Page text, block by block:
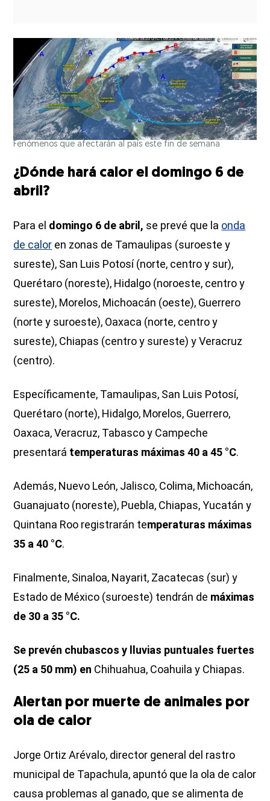
Fenómenos que afectarán al país este fin de semana
¿Dónde hará calor el domingo 6 de
abril?
Para el domingo 6 de abril, se prevé que la onda
de calor en zonas de Tamaulipas (suroeste y
sureste), San Luis Potosí (norte, centro y sur),
Querétaro (noreste), Hidalgo (noroeste, centro y
sureste), Morelos, Michoacán (oeste), Guerrero
(norte y suroeste), Oaxaca (norte, centro y
sureste), Chiapas (centro y sureste) y Veracruz
(centro).
Específicamente, Tamaulipas, San Luis Potosí,
Querétaro (norte), Hidalgo, Morelos, Guerrero,
Oaxaca, Veracruz, Tabasco y Campeche
presentará temperaturas máximas 40 a 45 °C.
Además, Nuevo León, Jalisco, Colima, Michoacán,
Guanajuato (noreste), Puebla, Chiapas, Yucatán y
Quintana Roo registrarán temperaturas máximas
35 a 40 °C.
Finalmente, Sinaloa, Nayarit, Zacatecas (sur) y
Estado de México (suroeste) tendrán de máximas
de 30 a 35 °C.
Se prevén chubascos y lluvias puntuales fuertes
(25 a 50 mm) en Chihuahua, Coahuila y Chiapas.
Alertan por muerte de animales por
ola de calor
Jorge Ortiz Arévalo, director general del rastro
municipal de Tapachula, apuntó que la ola de calor
causa problemas al ganado, que se alimenta de